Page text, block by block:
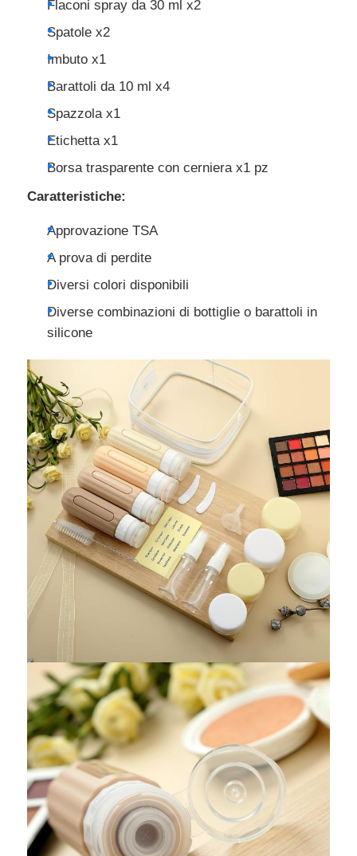
Flaconi spray da 30 ml x2
Spatole x2
Imbuto x1
Barattoli da 10 ml x4
Spazzola x1
Etichetta x1
Borsa trasparente con cerniera x1 pz
Caratteristiche:
Approvazione TSA
A prova di perdite
Diversi colori disponibili
Diverse combinazioni di bottiglie o barattoli in
silicone